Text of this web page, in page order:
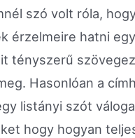
szó volt róla,
érzelmeire hatni
tényszerű
Hasonlóan a
listányi szót
hogy hogyan